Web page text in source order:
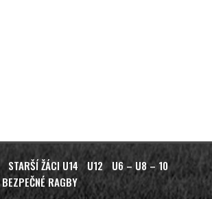
STARŠÍ ŽÁCI U14 U12
U6 – U8 – 10
BEZPEČNÉ RAGBY